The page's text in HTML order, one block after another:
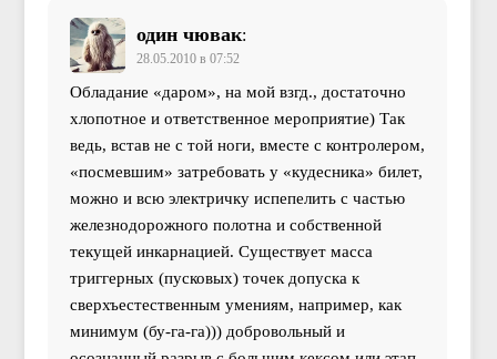
один чювак:
28.05.2010 в 07:52
Обладание «даром», на мой взгд., достаточно
хлопотное и ответственное мероприятие) Так
ведь, встав не с той ноги, вместе с контролером,
«посмевшим» затребовать у «кудесника» билет,
можно и всю электричку испепелить с частью
железнодорожного полотна и собственной
текущей инкарнацией. Существует масса
триггерных (пусковых) точек допуска к
сверхъестественным умениям, например, как
минимум (бу-га-га))) добровольный и